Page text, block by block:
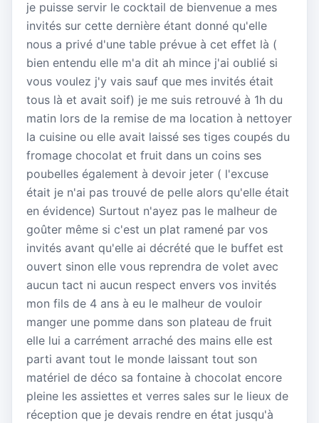
je puisse servir le cocktail de bienvenue a mes
invités sur cette dernière étant donné qu'elle
nous a privé d'une table prévue à cet effet là (
bien entendu elle m'a dit ah mince j'ai oublié si
vous voulez j'y vais sauf que mes invités était
tous là et avait soif) je me suis retrouvé à 1h du
matin lors de la remise de ma location à nettoyer
la cuisine ou elle avait laissé ses tiges coupés du
fromage chocolat et fruit dans un coins ses
poubelles également à devoir jeter ( l'excuse
était je n'ai pas trouvé de pelle alors qu'elle était
en évidence) Surtout n'ayez pas le malheur de
goûter même si c'est un plat ramené par vos
invités avant qu'elle ai décrété que le buffet est
ouvert sinon elle vous reprendra de volet avec
aucun tact ni aucun respect envers vos invités
mon fils de 4 ans à eu le malheur de vouloir
manger une pomme dans son plateau de fruit
elle lui a carrément arraché des mains elle est
parti avant tout le monde laissant tout son
matériel de déco sa fontaine à chocolat encore
pleine les assiettes et verres sales sur le lieux de
réception que je devais rendre en état jusqu'à